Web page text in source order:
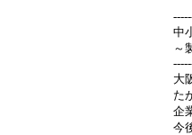
中
～
大
た
企
今